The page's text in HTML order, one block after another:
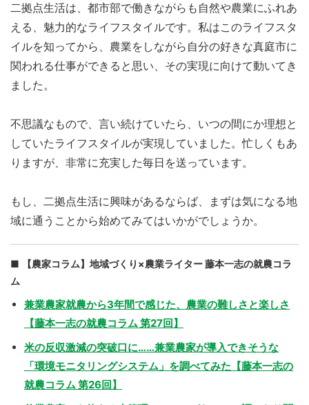
二拠点生活は、都市部で働きながらも自然や農業にふれあ
える、魅力的なライフスタイルです。私はこのライフスタ
イルを知ってから、農業をしながら自分の好きな真庭市に
関われる仕事ができると思い、その実現に向けて動いてき
ました。
不思議なもので、言い続けていたら、いつの間にか理想と
していたライフスタイルが実現していました。忙しくもあ
りますが、非常に充実した毎日を送っています。
もし、二拠点生活に興味があるならば、まずは気になる地
域に通うことから始めてみてはいかがでしょうか。
【農家コラム】地域づくり×農業ライター 藤本一志の就農コラ
ム
兼業農家就農から3年間で感じた、農業の難しさと楽しさ
【藤本一志の就農コラム 第27回】
米の反収激減の突破口に……兼業農家が導入できそうな
「環境モニタリングシステム」を調べてみた【藤本一志の
就農コラム 第26回】